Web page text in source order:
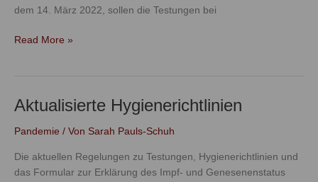
dem 14. März 2022, sollen die Testungen bei
Read More »
Aktualisierte Hygienerichtlinien
Pandemie / Von Sarah Pauls-Schuh
Die aktuellen Regelungen zu Testungen, Hygienerichtlinien und
das Formular zur Erklärung des Impf- und Genesenenstatus
Aktualisierte